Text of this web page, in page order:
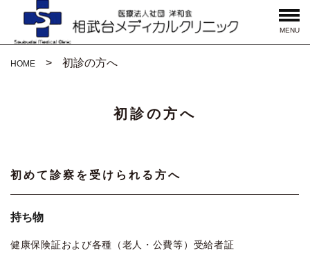
MENU
HOME 初診の方へ
初診の方へ
初めて診察を受けられる方へ
持ち物
健康保険証および各種（老人・公費等）受給者証